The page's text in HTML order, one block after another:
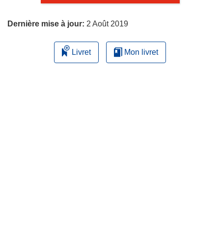
page
Dernière mise à jour: 2 Août 2019
Livret Mon livret